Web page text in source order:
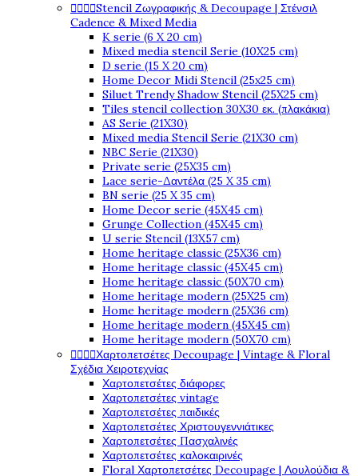
Stencil Ζωγραφικής & Decoupage | Στένσιλ
Cadence & Mixed Media
K serie (6 X 20 cm)
Mixed media stencil Serie (10X25 cm)
D serie (15 X 20 cm)
Home Decor Midi Stencil (25x25 cm)
Siluet Trendy Shadow Stencil (25X25 cm)
Tiles stencil collection 30X30 εκ. (πλακάκια)
AS Serie (21X30)
Mixed media Stencil Serie (21X30 cm)
NBC Serie (21X30)
Private serie (25X35 cm)
Lace serie-Δαντέλα (25 X 35 cm)
BN serie (25 X 35 cm)
Home Decor serie (45X45 cm)
Grunge Collection (45X45 cm)
U serie Stencil (13X57 cm)
Home heritage classic (25X36 cm)
Home heritage classic (45X45 cm)
Home heritage classic (50X70 cm)
Home heritage modern (25X25 cm)
Home heritage modern (25X36 cm)
Home heritage modern (45X45 cm)
Home heritage modern (50X70 cm)
Χαρτοπετσέτες Decoupage | Vintage & Floral
Σχέδια Χειροτεχνίας
Χαρτοπετσέτες διάφορες
Χαρτοπετσέτες vintage
Χαρτοπετσέτες παιδικές
Χαρτοπετσέτες Χριστουγεννιάτικες
Χαρτοπετσέτες Πασχαλινές
Χαρτοπετσέτες καλοκαιρινές
Floral Χαρτοπετσέτες Decoupage | Λουλούδια &